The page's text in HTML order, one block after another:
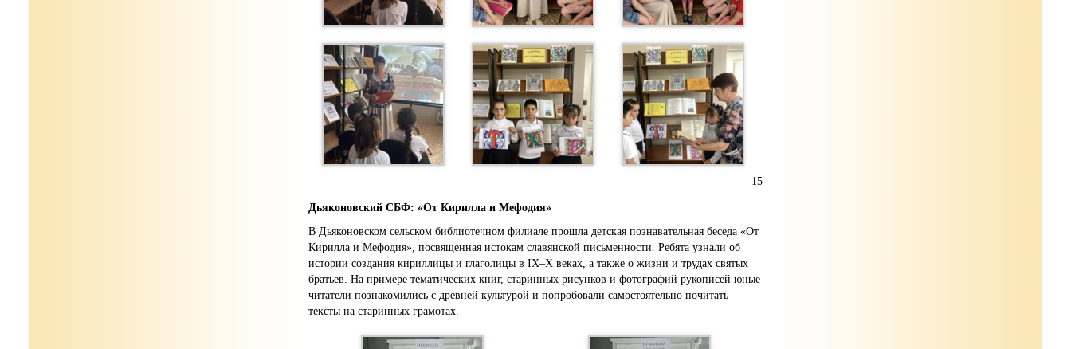
15
Дьяконовский СБФ: «От Кирилла и Мефодия»
В Дьяконовском сельском библиотечном филиале прошла детская познавательная беседа «От
Кирилла и Мефодия», посвященная истокам славянской письменности. Ребята узнали об
истории создания кириллицы и глаголицы в IX–X веках, а также о жизни и трудах святых
братьев. На примере тематических книг, старинных рисунков и фотографий рукописей юные
читатели познакомились с древней культурой и попробовали самостоятельно почитать
тексты на старинных грамотах.